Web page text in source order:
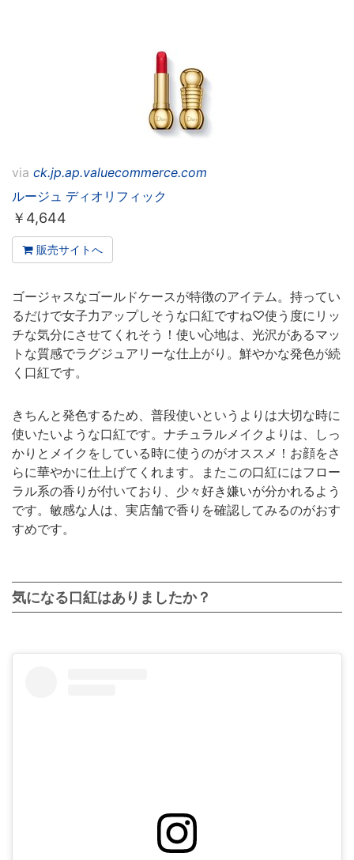
via ck.jp.ap.valuecommerce.com
ルージュ ディオリフィック
￥ 4,644
販売サイトへ
ゴージャスなゴールドケースが特徴のアイテム。持ってい
るだけで女子力アップしそうな口紅ですね♡使う度にリッ
チな気分にさせてくれそう！使い心地は、光沢があるマッ
トな質感でラグジュアリーな仕上がり。鮮やかな発色が続
く口紅です。
きちんと発色するため、普段使いというよりは大切な時に
使いたいような口紅です。ナチュラルメイクよりは、しっ
かりとメイクをしている時に使うのがオススメ！お顔をさ
らに華やかに仕上げてくれます。またこの口紅にはフロー
ラル系の香りが付いており、少々好き嫌いが分かれるよう
です。敏感な人は、実店舗で香りを確認してみるのがおす
すめです。
気になる口紅はありましたか？